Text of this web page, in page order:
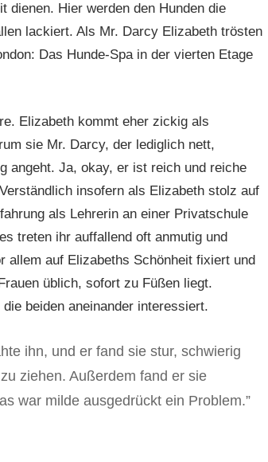
dienen. Hier werden den Hunden die
lackiert. Als Mr. Darcy Elizabeth trösten
Das Hunde-Spa in der vierten Etage
Elizabeth kommt eher zickig als
sie Mr. Darcy, der lediglich nett,
angeht. Ja, okay, er ist reich und reiche
insofern als Elizabeth stolz auf
als Lehrerin an einer Privatschule
treten ihr auffallend oft anmutig und
allem auf Elizabeths Schönheit fixiert und
üblich, sofort zu Füßen liegt.
beiden aneinander interessiert.
ihn, und er fand sie stur, schwierig
ziehen. Außerdem fand er sie
war milde ausgedrückt ein Problem.”